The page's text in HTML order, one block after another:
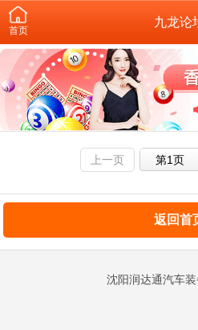
首页
九龙论
上一页 第1页
返回首
沈阳润达通汽车